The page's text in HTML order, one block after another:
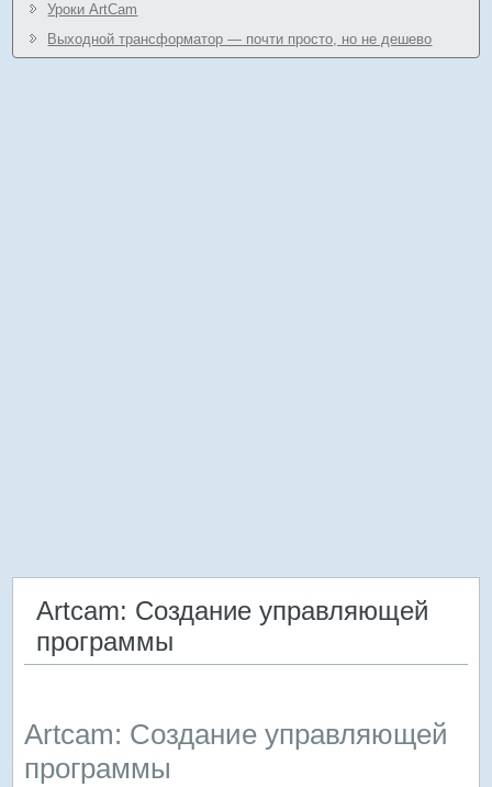
Уроки ArtCam
Выходной трансформатор — почти просто, но не дешево
Artcam: Создание управляющей
программы
Artcam: Создание управляющей
программы